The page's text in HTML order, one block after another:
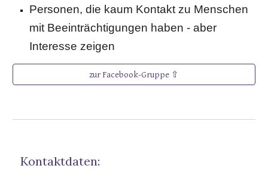
Personen, die kaum Kontakt zu Menschen
mit Beeinträchtigungen haben - aber
Interesse zeigen
zur Facebook-Gruppe ⇧
Kontaktdaten: